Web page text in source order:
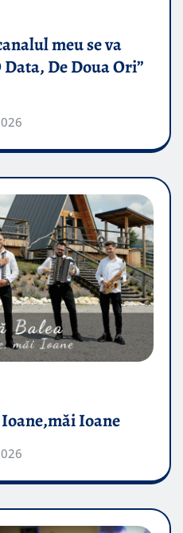
meu se va
De Doua Ori”
Ioane